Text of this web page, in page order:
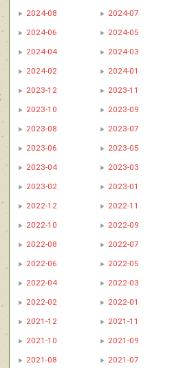
2024-08
2024-07
2024-06
2024-05
2024-04
2024-03
2024-02
2024-01
2023-12
2023-11
2023-10
2023-09
2023-08
2023-07
2023-06
2023-05
2023-04
2023-03
2023-02
2023-01
2022-12
2022-11
2022-10
2022-09
2022-08
2022-07
2022-06
2022-05
2022-04
2022-03
2022-02
2022-01
2021-12
2021-11
2021-10
2021-09
2021-08
2021-07